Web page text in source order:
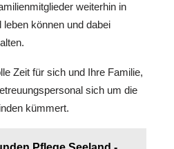
weiterhin in
können und dabei
Zeit für sich und Ihre Familie,
sich um die
kümmert.